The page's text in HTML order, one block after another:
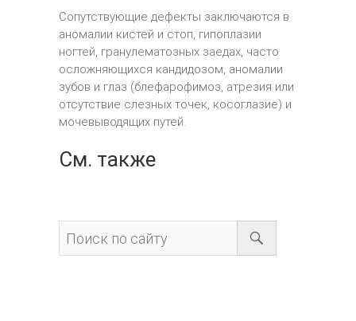
Сопутствующие дефекты заключаются в
аномалии кистей и стоп, гипоплазии
ногтей, гранулематозных заедах, часто
осложняющихся кандидозом, аномалии
зубов и глаз (блефарофимоз, атрезия или
отсутствие слезных точек, косоглазие) и
мочевыводящих путей.
См. также